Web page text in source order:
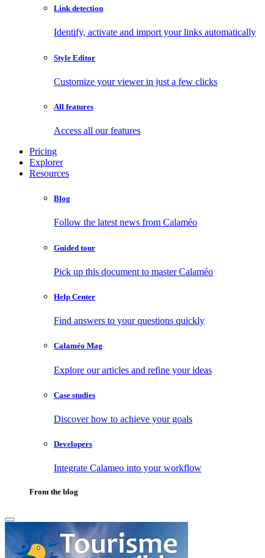
Link detection
Identify, activate and import your links automatically
Style Editor
Customize your viewer in just a few clicks
All features
Access all our features
Pricing
Explorer
Resources
Blog
Follow the latest news from Calaméo
Guided tour
Pick up this document to master Calaméo
Help Center
Find answers to your questions quickly
Calaméo Mag
Explore our articles and refine your ideas
Case studies
Discover how to achieve your goals
Developers
Integrate Calameo into your workflow
From the blog